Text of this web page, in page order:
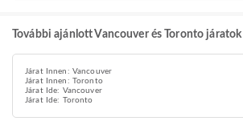
További ajánlott Vancouver és Toronto járatok
Járat Innen: Vancouver
Járat Innen: Toronto
Járat Ide: Vancouver
Járat Ide: Toronto